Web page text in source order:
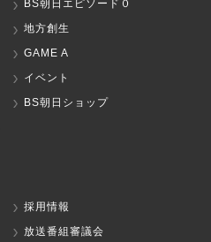
BS朝日エピソード０
地方創生
GAME A
イベント
BS朝日ショップ
採用情報
放送番組審議会